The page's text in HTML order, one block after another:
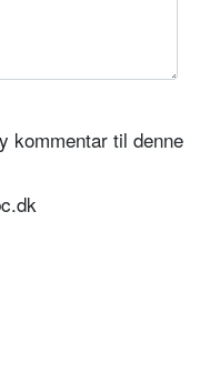
kommentar til denne